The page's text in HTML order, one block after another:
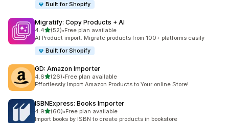
Built for Shopify
Migratify: Copy Products + AI
4.45つ星中
(52)
合計レビュー数：52件
•Free plan available
AI Product import: Migrate products from 100+ platforms easily
Built for Shopify
GD: Amazon Importer
4.65つ星中
(26)
合計レビュー数：26件
•Free plan available
Effortlessly Import Amazon Products to Your online Store!
ISBNExpress: Books Importer
4.95つ星中
(60)
合計レビュー数：60件
•Free plan available
Import books by ISBN to create products in bookstore